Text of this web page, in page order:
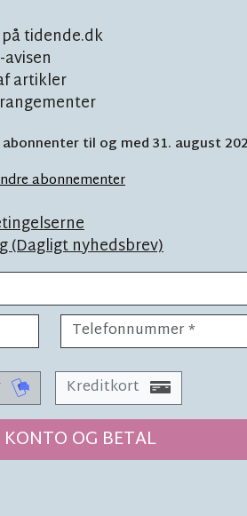
tidende.dk
artikler
til og med 31. august
abonnementer
(Dagligt nyhedsbrev)
Kreditkort
OG BETAL
er
LEDERLÆSETID 2 MIN.
To